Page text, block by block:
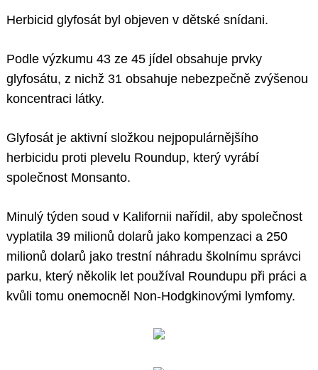
Herbicid glyfosát byl objeven v dětské snídani.
Podle výzkumu 43 ze 45 jídel obsahuje prvky
glyfosátu, z nichž 31 obsahuje nebezpečně zvýšenou
koncentraci látky.
Glyfosát je aktivní složkou nejpopulárnějšího
herbicidu proti plevelu Roundup, který vyrábí
společnost Monsanto.
Minulý týden soud v Kalifornii nařídil, aby společnost
vyplatila 39 milionů dolarů jako kompenzaci a 250
milionů dolarů jako trestní náhradu školnímu správci
parku, který několik let používal Roundupu při práci a
kvůli tomu onemocněl Non-Hodgkinovými lymfomy.